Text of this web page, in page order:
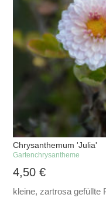
Chrysanthemum 'Julia'
Gartenchrysantheme
4,50€
kleine, zartrosa gefüllte